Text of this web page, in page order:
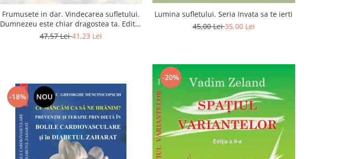
Frumusete in dar. Vindecarea sufletului.
Dumnezeu este chiar dragostea ta. Editia
a 2-a
47,57 Lei41,23 Lei
Lumina sufletului. Seria Invata sa te ierti
45,00 Lei35,00 Lei
-18% NOU
-20%